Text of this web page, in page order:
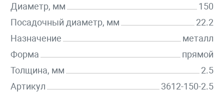
Диаметр, мм
150
Посадочный диаметр, мм
22.2
Назначение
металл
Форма
прямой
Толщина, мм
2.5
Артикул
3612-150-2.5